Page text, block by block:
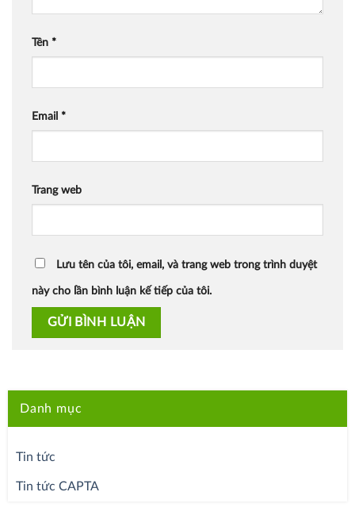
Tên *
Email *
Trang web
Lưu tên của tôi, email, và trang web trong trình duyệt
này cho lần bình luận kế tiếp của tôi.
Danh mục
Tin tức
Tin tức CAPTA